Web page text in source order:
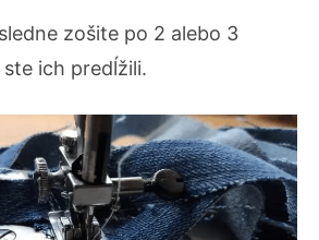
zošite po 2 alebo 3
ich predĺžili.